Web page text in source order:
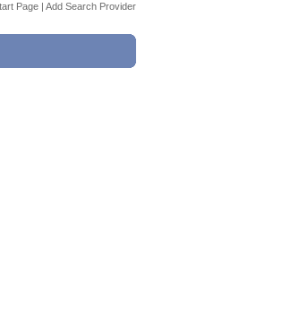
Page | Add Search Provider